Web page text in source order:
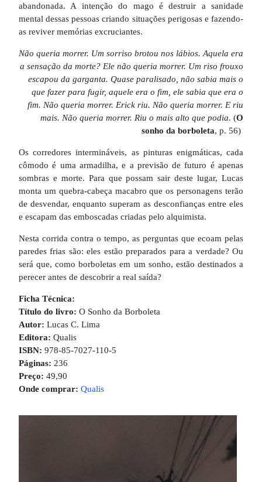
abandonada. A intenção do mago é destruir a sanidade
mental dessas pessoas criando situações perigosas e fazendo-
as reviver memórias excruciantes.
Não queria morrer. Um sorriso brotou nos lábios. Aquela era
a sensação da morte? Ele não queria morrer. Um riso frouxo
escapou da garganta. Quase paralisado, não sabia mais o
que fazer para fugir, aquele era o fim, ele sabia que era o
fim. Não queria morrer. Erick riu. Não queria morrer. E riu
mais. Não queria morrer. Riu o mais alto que podia. (O
sonho da borboleta, p. 56)
Os corredores intermináveis, as pinturas enigmáticas, cada
cômodo é uma armadilha, e a previsão de futuro é apenas
sombras e morte. Para que possam sair deste lugar, Lucas
monta um quebra-cabeça macabro que os personagens terão
de desvendar, enquanto superam as desconfianças entre eles
e escapam das emboscadas criadas pelo alquimista.
Nesta corrida contra o tempo, as perguntas que ecoam pelas
paredes frias são: eles estão preparados para a verdade? Ou
será que, como borboletas em um sonho, estão destinados a
perecer antes de descobrir a real saída?
Ficha Técnica:
Título do livro: O Sonho da Borboleta
Autor: Lucas C. Lima
Editora: Qualis
ISBN: 978-85-7027-110-5
Páginas: 236
Preço: 49,90
Onde comprar: Qualis